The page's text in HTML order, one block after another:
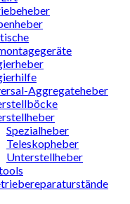
Aggregateheber
Spezialheber
Teleskopheber
Unterstellheber